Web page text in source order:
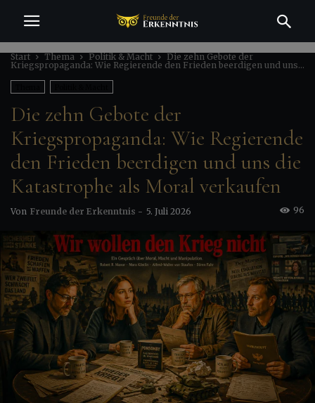
Start Thema Politik & Macht
Die zehn Gebote der
Kriegspropaganda: Wie Regierende den Frieden beerdigen und uns...
Die zehn Gebote der
Kriegspropaganda: Wie Regierende
den Frieden beerdigen und uns die
Katastrophe als Moral verkaufen
Von Freunde der Erkenntnis - 5. Juli 2026 96